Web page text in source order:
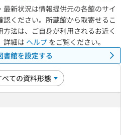
新状況は情報提供元の各館のサイ
認ください。所蔵館から取寄せるこ
法は、ご自身が利用されるお近く
詳細は ヘルプ をご覧ください。
書館を設定する